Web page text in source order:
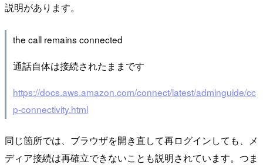
説明があります。
the call remains connected
通話自体は接続されたままです
https://docs.aws.amazon.com/connect/latest/adminguide/cc
p-connectivity.html
同じ箇所では、ブラウザを開き直して再ログインしても、メ
ディア接続は再確立できないことも説明されています。つま